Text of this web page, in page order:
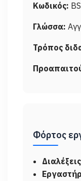
Κωδικός:
Γλώσσα:
Τρόπος
Φόρτος